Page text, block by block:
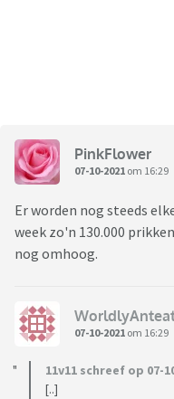
PinkFlower
07-10-2021 om 16:29
Er worden nog steeds
week zo'n 130.000
nog omhoog.
07-10-2021 om 16:29
11v11 schreef op 07-
[..]